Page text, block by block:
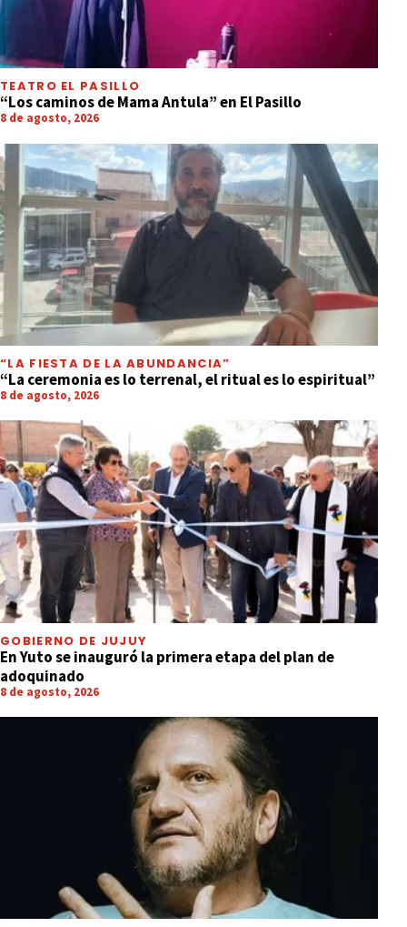
TEATRO EL PASILLO
“Los caminos de Mama Antula” en El Pasillo
8 de agosto, 2026
“LA FIESTA DE LA ABUNDANCIA”
“La ceremonia es lo terrenal, el ritual es lo espiritual”
8 de agosto, 2026
GOBIERNO DE JUJUY
En Yuto se inauguró la primera etapa del plan de
adoquinado
8 de agosto, 2026